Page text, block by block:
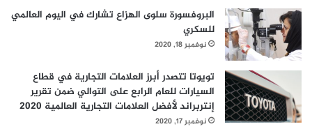
البروفسورة سلوى الهزاع تشارك في اليوم العالمي
للسكري
نوفمبر 18, 2020
تويوتا تتصدر أبرز العلامات التجارية في قطاع
السيارات للعام الرابع على التوالي ضمن تقرير
إنتربراند لأفضل العلامات التجارية العالمية 2020
نوفمبر 17, 2020